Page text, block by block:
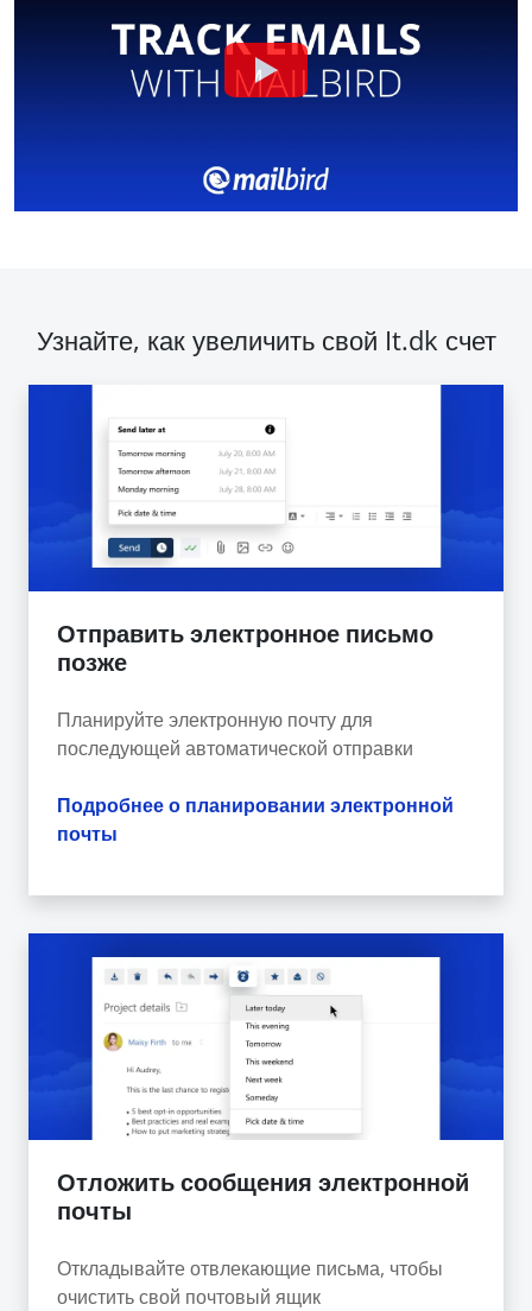
Узнайте, как увеличить свой It.dk счет
Отправить электронное письмо
позже
Планируйте электронную почту для
последующей автоматической отправки
Подробнее о планировании электронной
почты
Отложить сообщения электронной
почты
Откладывайте отвлекающие письма, чтобы
очистить свой почтовый ящик